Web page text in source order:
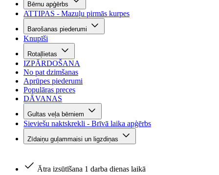
Bērnu apģērbs
ATTIPAS - Mazuļu pirmās kurpes
Barošanas piederumi
Knupīši
Rotaļlietas
IZPĀRDOŠANA
No pat dzimšanas
Aprūpes piederumi
Populāras preces
DĀVANAS
Gultas veļa bērniem
Sieviešu naktskrekli - Brīvā laika apģērbs
Zīdaiņu guļammaisi un ligzdiņas
Ātra izsūtīšana 1 darba dienas laikā